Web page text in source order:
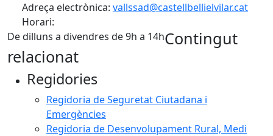
Adreça electrònica: vallssad@castellbellielvilar.cat
Horari:
De dilluns a divendres de 9h a 14hContingut
relacionat
Regidories
Regidoria de Seguretat Ciutadana i
Emergències
Regidoria de Desenvolupament Rural, Medi